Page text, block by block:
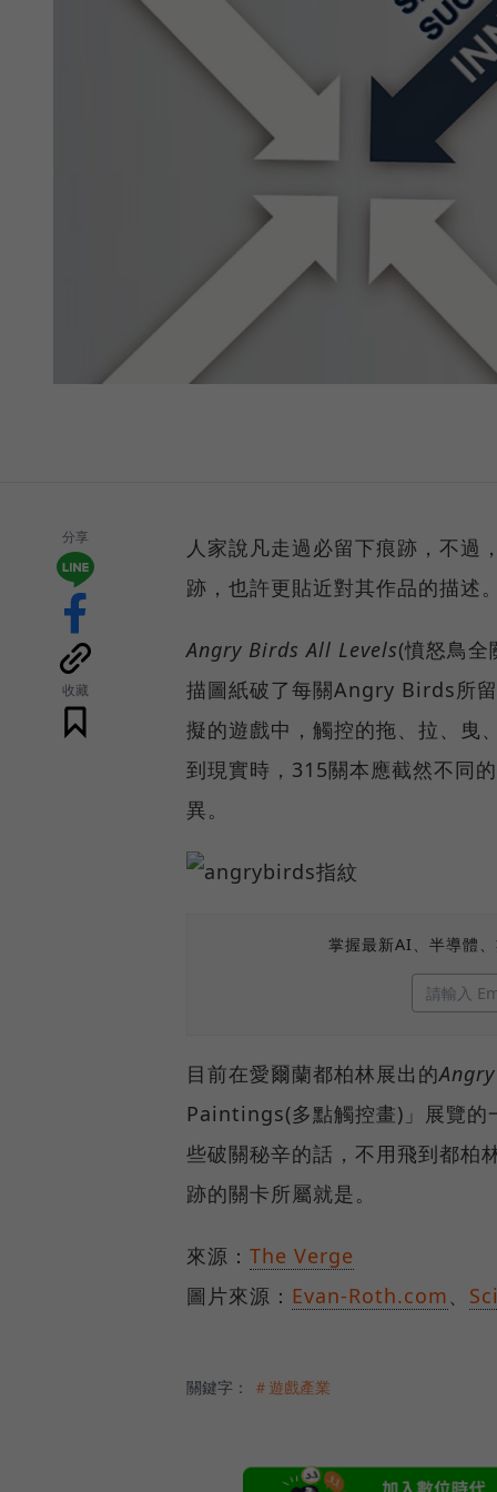
分享
收藏
人家說凡走過必留下痕跡，不
跡，也許更貼近對其作品的描述
Angry Birds All Levels(憤怒鳥
描圖紙破了每關Angry Birds所
擬的遊戲中，觸控的拖、拉、曳
到現實時，315關本應截然不同
異。
掌握最新AI、半導體
目前在愛爾蘭都柏林展出的
Paintings(多點觸控畫)」展覽
些破關秘辛的話，不用飛到都柏
跡的關卡所屬就是。
來源： The Verge
圖片來源： Evan-Roth.com
關鍵字： ＃遊戲產業